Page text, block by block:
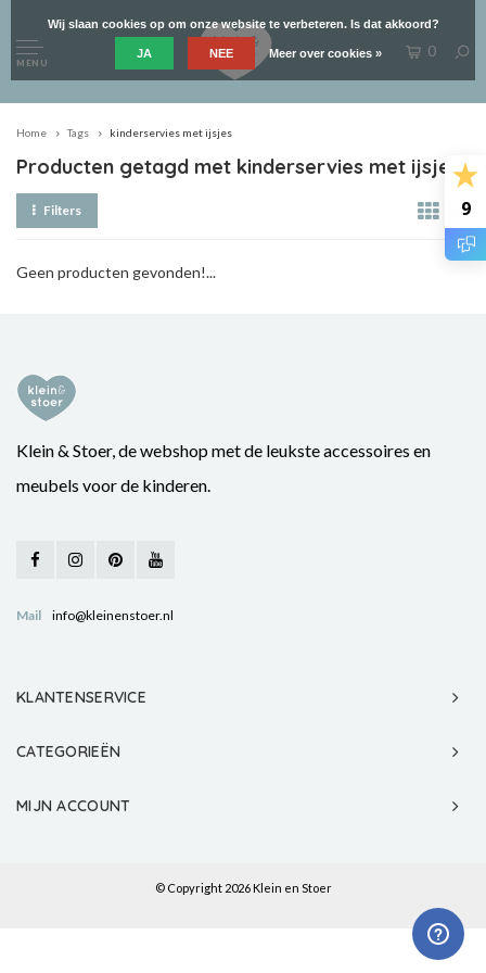
9
MENU
0
Home Tags kinderservies met ijsjes
Producten getagd met kinderservies met ijsjes
Filters
Geen producten gevonden!...
Klein & Stoer, de webshop met de leukste accessoires en
meubels voor de kinderen.
Mail info@kleinenstoer.nl
KLANTENSERVICE
CATEGORIEËN
MIJN ACCOUNT
© Copyright 2026 Klein en Stoer
Wij slaan cookies op om onze website te verbeteren. Is dat akkoord?
JA NEE Meer over cookies »